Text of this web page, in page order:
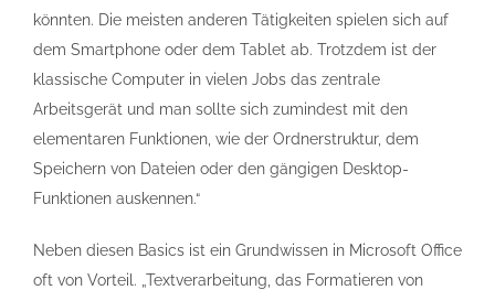
könnten. Die meisten anderen Tätigkeiten spielen sich auf
dem Smartphone oder dem Tablet ab. Trotzdem ist der
klassische Computer in vielen Jobs das zentrale
Arbeitsgerät und man sollte sich zumindest mit den
elementaren Funktionen, wie der Ordnerstruktur, dem
Speichern von Dateien oder den gängigen Desktop-
Funktionen auskennen.“
Neben diesen Basics ist ein Grundwissen in Microsoft Office
oft von Vorteil. „Textverarbeitung, das Formatieren von